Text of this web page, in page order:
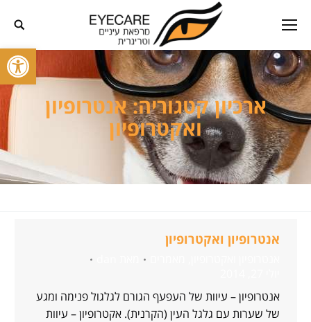
פתח
ארכיון קטגוריה:אנטרופיון
ואקטרופיון
אנטרופיון ואקטרופיון
אנטרופיון – עיוות של העפעף הגורם לגלגול פנימה ומגע
של שערות עם גלגל העין (הקרנית). אקטרופיון – עיוות